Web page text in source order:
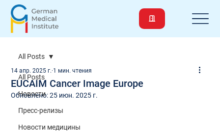
All Posts
Новости
Пресс-релизы
Новости медицины
All Posts
EUCAIM Cancer Image Europe
14 апр. 2025 г. 1 мин. чтения
Обновлено:25 июн. 2025 г.